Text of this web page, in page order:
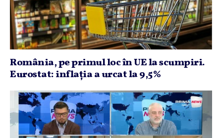
România, pe primul loc în UE la scumpiri.
Eurostat: inflaţia a urcat la 9,5%